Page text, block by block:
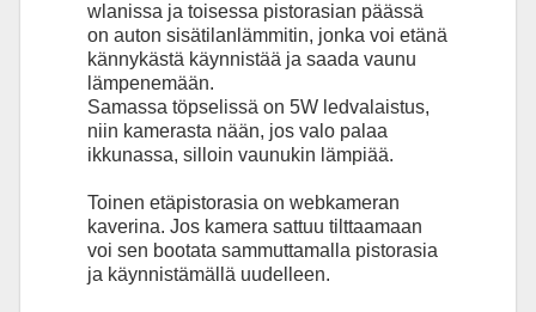
wlanissa ja toisessa pistorasian päässä
on auton sisätilanlämmitin, jonka voi etänä
kännykästä käynnistää ja saada vaunu
lämpenemään.
Samassa töpselissä on 5W ledvalaistus,
niin kamerasta nään, jos valo palaa
ikkunassa, silloin vaunukin lämpiää.
Toinen etäpistorasia on webkameran
kaverina. Jos kamera sattuu tilttaamaan
voi sen bootata sammuttamalla pistorasia
ja käynnistämällä uudelleen.